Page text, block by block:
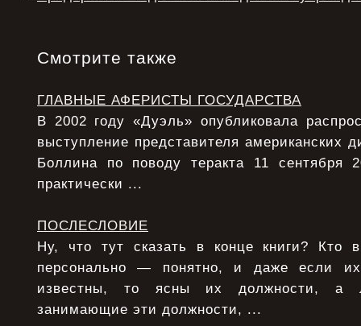
Смотрите также
ГЛАВНЫЕ АФЕРИСТЫ ГОСУДАРСТВА
В 2002 году «Дуэль» опубликовала
выступление представителя американских
Боллина по поводу теракта 11
практически ...
ПОСЛЕСЛОВИЕ
Ну, что тут сказать в конце книги? Кто
персонально — понятно, и даже если
известны, то ясны их должности, а
занимающие эти должности, ...